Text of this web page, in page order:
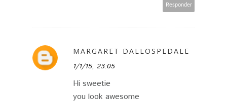
Responder
MARGARET DALLOSPEDALE
1/1/15, 23:05
Hi sweetie
you look awesome